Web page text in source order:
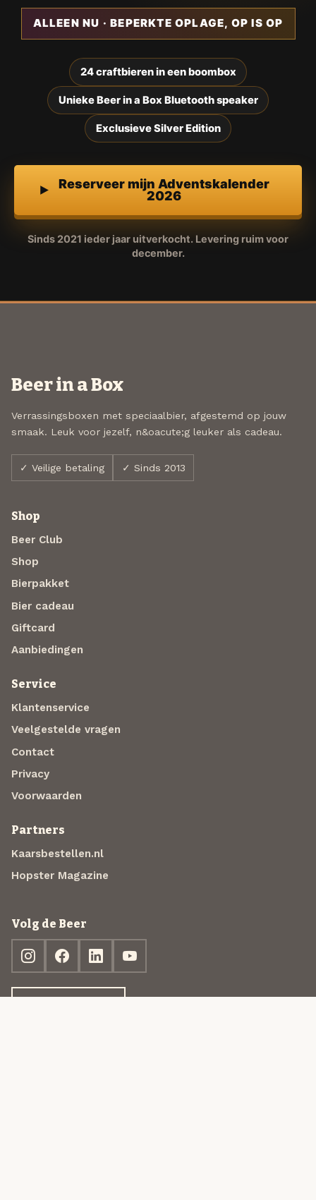
ALLEEN NU · BEPERKTE OPLAGE, OP IS OP
24 craftbieren in een boombox
Unieke Beer in a Box Bluetooth speaker
Exclusieve Silver Edition
Reserveer mijn Adventskalender
2026
Sinds 2021 ieder jaar uitverkocht. Levering ruim voor
december.
Beer in a Box
Verrassingsboxen met speciaalbier, afgestemd op jouw
smaak. Leuk voor jezelf, n&oacute;g leuker als cadeau.
✓ Veilige betaling ✓ Sinds 2013
Shop
Beer Club
Shop
Bierpakket
Bier cadeau
Giftcard
Aanbiedingen
Service
Klantenservice
Veelgestelde vragen
Contact
Privacy
Voorwaarden
Partners
Kaarsbestellen.nl
Hopster Magazine
Volg de Beer